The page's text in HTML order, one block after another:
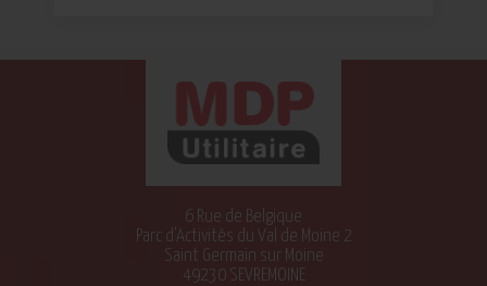
6 Rue de Belgique
Parc d’Activités du Val de Moine 2
Saint Germain sur Moine
49230 SEVREMOINE